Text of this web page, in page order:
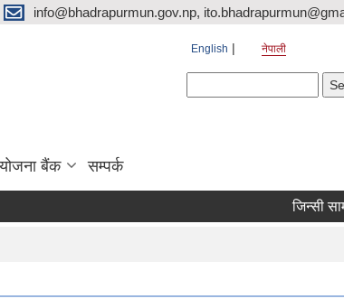
info@bhadrapurmun.gov.np,
English नेपाली
योजना बैंक सम्पर्क
जिन्सी